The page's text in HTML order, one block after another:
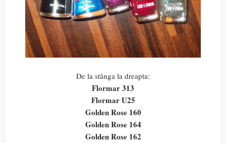
De la stânga la dreapta:
Flormar 313
Flormar U25
Golden Rose 160
Golden Rose 164
Golden Rose 162